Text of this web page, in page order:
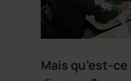
Mais qu’est-ce